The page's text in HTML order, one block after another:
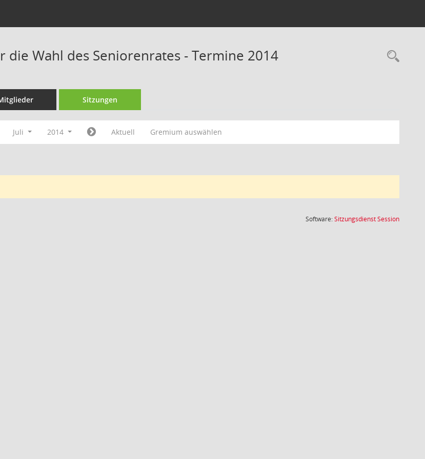
die Wahl des Seniorenrates - Termine 2014
Sitzungen
Juli 2014 Aktuell Gremium auswählen
Software:SitzungsdienstSession(Wird in